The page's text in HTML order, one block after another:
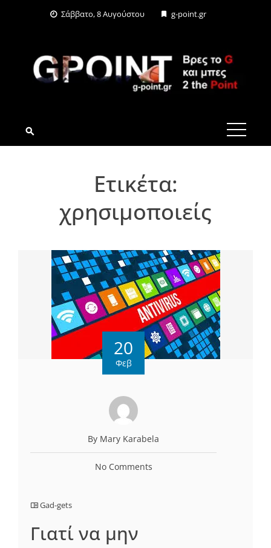
Σάββατο, 8 Αυγούστου g-point.gr
G-POINT.GR
Ετικέτα:
χρησιμοποιείς
20
Φεβ
By Mary Karabela
No Comments
Gad-gets
Γιατί να μην